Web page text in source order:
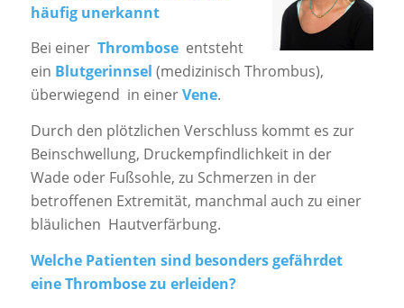
häufig unerkannt
Bei einer Thrombose entsteht
ein Blutgerinnsel (medizinisch Thrombus),
überwiegend in einerVene.
Durch den plötzlichen Verschluss kommt es zur
Beinschwellung, Druckempfindlichkeit in der
Wade oder Fußsohle, zu Schmerzen in der
betroffenen Extremität, manchmal auch zu einer
bläulichen Hautverfärbung.
Welche Patienten sind besonders gefährdet
eine Thrombose zu erleiden?